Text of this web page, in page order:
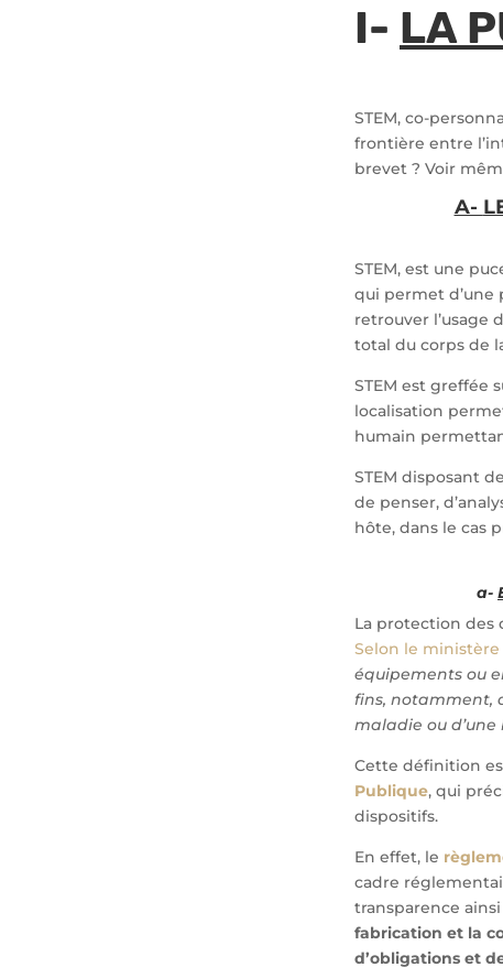
I- LA
STEM, co-
frontière entre
brevet ? Voir
A-
STEM, est une
qui permet d’une
retrouver l’usage
total du corps de
STEM est greffée
localisation
humain
STEM disposant
de penser,
hôte, dans le cas
a-
La protection des
Selon le ministère
équipements ou
fins, notamment,
maladie ou d’une
Cette définition
Publique, qui
dispositifs.
En effet, le
cadre
transparence
fabrication et la
d’obligations et